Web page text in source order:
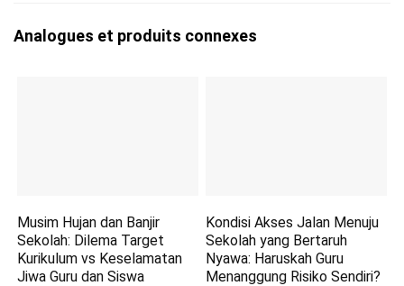
Analogues et produits connexes
Musim Hujan dan Banjir
Sekolah: Dilema Target
Kurikulum vs Keselamatan
Jiwa Guru dan Siswa
Kondisi Akses Jalan Menuju
Sekolah yang Bertaruh
Nyawa: Haruskah Guru
Menanggung Risiko Sendiri?